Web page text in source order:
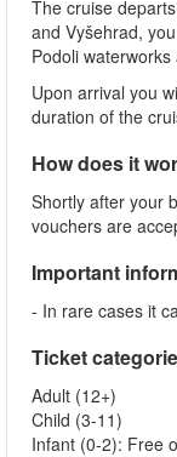
The cruise
and Vyšehrad,
Podoli
Upon arrival you
duration of the
How does it
Shortly after your
vouchers are
Important
- In rare cases it
Ticket
Adult (12+)
Child (3-11)
Infant (0-2): Free